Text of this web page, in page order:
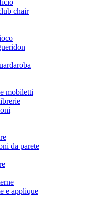
chair
mobiletti
da parete
e applique